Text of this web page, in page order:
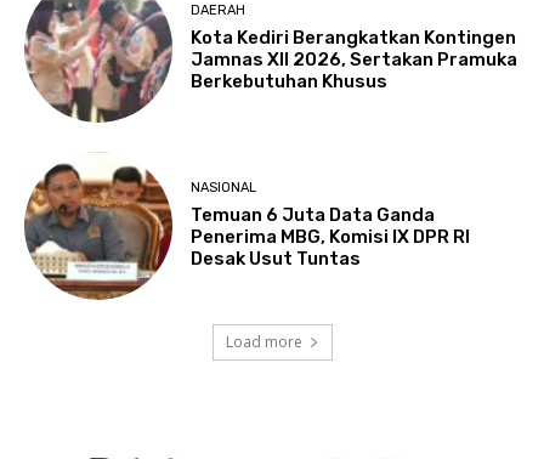
DAERAH
Kota Kediri Berangkatkan Kontingen
Jamnas XII 2026, Sertakan Pramuka
Berkebutuhan Khusus
NASIONAL
Temuan 6 Juta Data Ganda
Penerima MBG, Komisi IX DPR RI
Desak Usut Tuntas
Load more